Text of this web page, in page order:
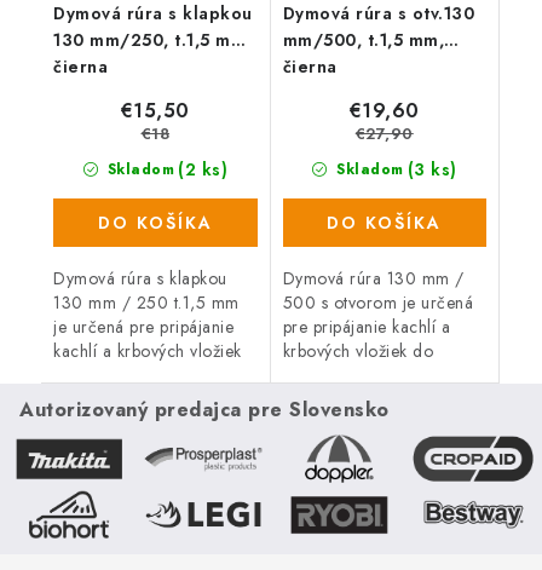
Dymová rúra s klapkou
130 mm/250, t.1,5 mm,
čierna
Skladom (2 ks)
€15,50
€18
DO KOŠÍKA
Dymová rúra s klapkou
130 mm / 250 t.1,5 mm
je určená pre pripájanie
kachlí a krbových vložiek
Dymová rúra s otv.130
mm/500, t.1,5 mm,
čierna
Skladom (3 ks)
€19,60
€27,90
DO KOŠÍKA
Dymová rúra 130 mm /
500 s otvorom je určená
pre pripájanie kachlí a
krbových vložiek do
Autorizovaný predajca pre Slovensko